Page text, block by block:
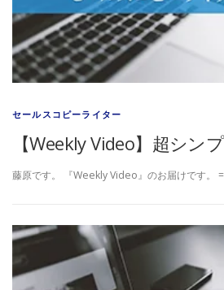
セールスコピーライター
【Weekly Video】超シン
藤原です。 『Weekly Video』のお届けです。